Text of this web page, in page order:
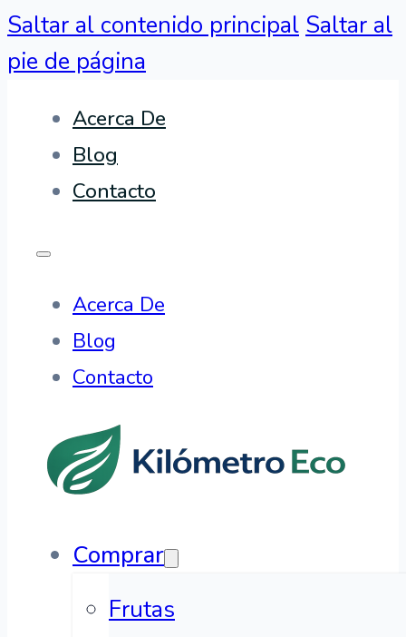
Saltar al contenido principal Saltar al
pie de página
Acerca De
Blog
Contacto
Acerca De
Blog
Contacto
Comprar
Frutas